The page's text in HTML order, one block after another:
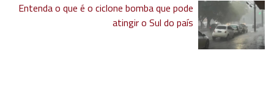
Entenda o que é o ciclone bomba que pode
atingir o Sul do país